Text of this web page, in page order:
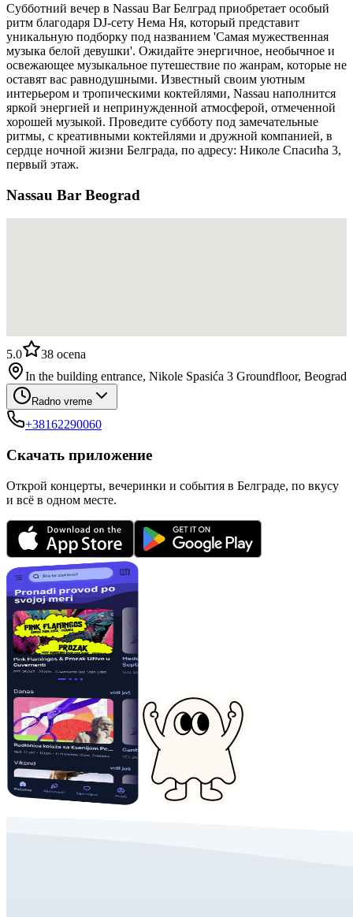
Субботний вечер в Nassau Bar Белград приобретает особый
ритм благодаря DJ-сету Нема Ня, который представит
уникальную подборку под названием 'Самая мужественная
музыка белой девушки'. Ожидайте энергичное, необычное и
освежающее музыкальное путешествие по жанрам, которые не
оставят вас равнодушными. Известный своим уютным
интерьером и тропическими коктейлями, Nassau наполнится
яркой энергией и непринужденной атмосферой, отмеченной
хорошей музыкой. Проведите субботу под замечательные
ритмы, с креативными коктейлями и дружной компанией, в
сердце ночной жизни Белграда, по адресу: Николе Спасића 3,
первый этаж.
Nassau Bar Beograd
5.0 38 ocena
In the building entrance, Nikole Spasića 3 Groundfloor, Beograd
Radno vreme
+38162290060
Скачать приложение
Открой концерты, вечеринки и события в Белграде, по вкусу
и всё в одном месте.